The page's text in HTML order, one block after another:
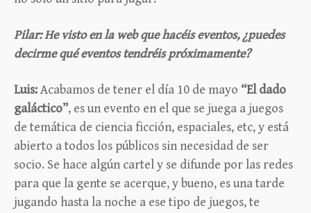
Pilar: He visto en la web que hacéis eventos, ¿puedes
decirme qué eventos tendréis próximamente?
Luis:Acabamos de tener el día 10 de mayo “El dado
galáctico”, es un evento en el que se juega a juegos
de temática de ciencia ficción, espaciales, etc, y está
abierto a todos los públicos sin necesidad de ser
socio. Se hace algún cartel y se difunde por las redes
para que la gente se acerque, y bueno, es una tarde
jugando hasta la noche a ese tipo de juegos, te